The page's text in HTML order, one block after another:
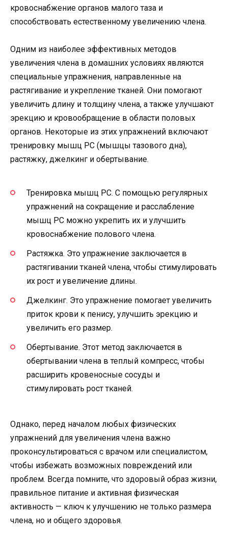
кровоснабжение органов малого таза и
способствовать естественному увеличению члена.
Одним из наиболее эффективных методов
увеличения члена в домашних условиях являются
специальные упражнения, направленные на
растягивание и укрепление тканей. Они помогают
увеличить длину и толщину члена, а также улучшают
эрекцию и кровообращение в области половых
органов. Некоторые из этих упражнений включают
тренировку мышц PC (мышцы тазового дна),
растяжку, джелкинг и обертывание.
Тренировка мышц PC. С помощью регулярных
упражнений на сокращение и расслабление
мышц PC можно укрепить их и улучшить
кровоснабжение полового члена.
Растяжка. Это упражнение заключается в
растягивании тканей члена, чтобы стимулировать
их рост и увеличение длины.
Джелкинг. Это упражнение помогает увеличить
приток крови к пенису, улучшить эрекцию и
увеличить его размер.
Обертывание. Этот метод заключается в
обертывании члена в теплый компресс, чтобы
расширить кровеносные сосуды и
стимулировать рост тканей.
Однако, перед началом любых физических
упражнений для увеличения члена важно
проконсультироваться с врачом или специалистом,
чтобы избежать возможных повреждений или
проблем. Всегда помните, что здоровый образ жизни,
правильное питание и активная физическая
активность — ключ к улучшению не только размера
члена, но и общего здоровья.